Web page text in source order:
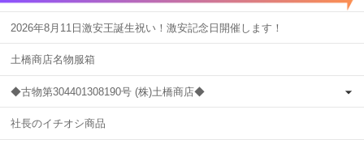
2026年8月11日激安王誕生祝い！激安記念日開催します！
土橋商店名物服箱
◆古物第304401308190号 (株)土橋商店◆
社長のイチオシ商品